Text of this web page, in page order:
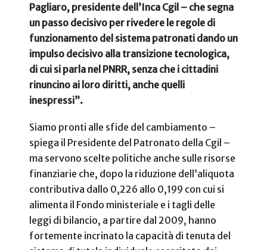
Pagliaro, presidente dell’Inca Cgil – che segna
un passo decisivo per rivedere le regole di
funzionamento del sistema patronati dando un
impulso decisivo alla transizione tecnologica,
di cui si parla nel PNRR, senza che i cittadini
rinuncino ai loro diritti, anche quelli
inespressi”.
Siamo pronti alle sfide del cambiamento –
spiega il Presidente del Patronato della Cgil –
ma servono scelte politiche anche sulle risorse
finanziarie che, dopo la riduzione dell’aliquota
contributiva dallo 0,226 allo 0,199 con cui si
alimenta il Fondo ministeriale e i tagli delle
leggi di bilancio, a partire dal 2009, hanno
fortemente incrinato la capacità di tenuta del